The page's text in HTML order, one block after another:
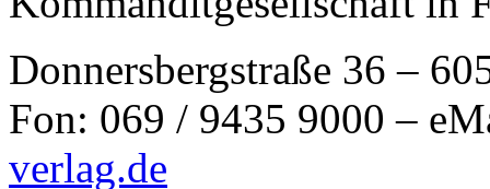
Donnersbergstraße 36 –
Fon: 069 / 9435 9000 –
verlag.de